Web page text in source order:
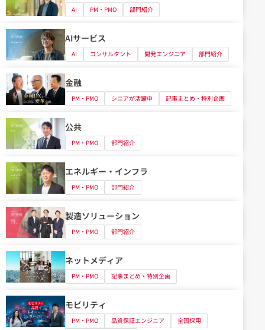
AI PM・PMO 部門紹介
AIサービス
AI コンサルタント 開発エンジニア 部門紹介
金融
PM・PMO シニアが活躍中 記事まとめ・特別企画
公共
PM・PMO 部門紹介
エネルギー・インフラ
PM・PMO 部門紹介
製造ソリューション
PM・PMO 部門紹介
ネットメディア
PM・PMO 記事まとめ・特別企画
モビリティ
PM・PMO 品質保証エンジニア
全国採用